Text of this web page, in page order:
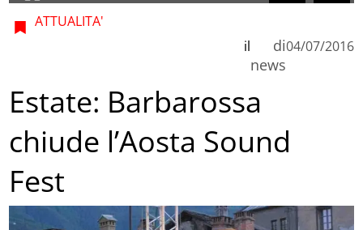
ATTUALITA'
di
news
il 04/07/2016
Estate: Barbarossa
chiude l’Aosta Sound
Fest